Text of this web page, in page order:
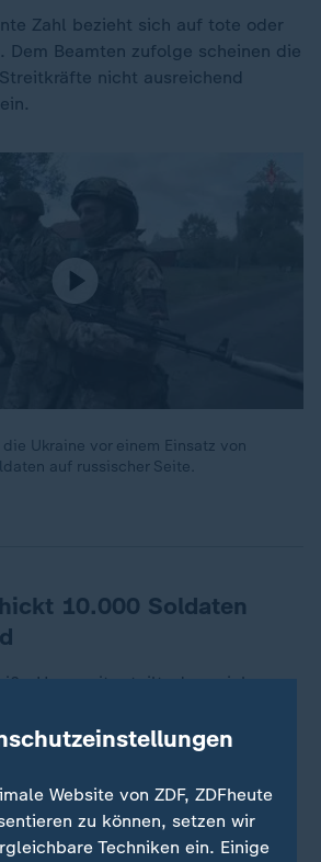
Zahl bezieht sich auf tote oder
Dem Beamten zufolge scheinen die
nicht ausreichend
Ukraine vor einem Einsatz von
auf russischer Seite.
10.000 Soldaten
Haus mitgeteilt, dass sich
nun an der Frontlinie des
befinden.
Sicherheitsrats der
John Kirby, bestätigte diese
(Ortszeit), nachdem die
Website von ZDF, ZDFheute
zu können, setzen wir
Techniken ein. Einige